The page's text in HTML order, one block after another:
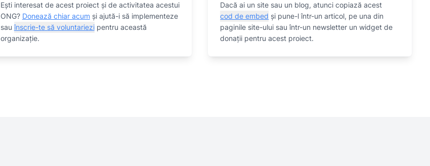
Eşti interesat de acest proiect și de activitatea acestui
ONG? Donează chiar acum și ajută-i să implementeze
sauînscrie-te să voluntariezipentru această
organizaţie.
Dacă ai un site sau un blog, atunci copiază acest
cod de embed și pune-l într-un articol, pe una din
paginile site-ului sau într-un newsletter un widget de
donații pentru acest proiect.